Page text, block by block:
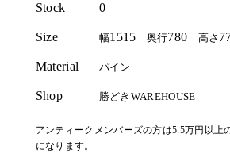
Stock 0
Size 幅1515 奥行780 高さ
Material パイン
Shop 勝どきWAREHOUSE
アンティークメンバーズの方は5.5万円以上
になります。